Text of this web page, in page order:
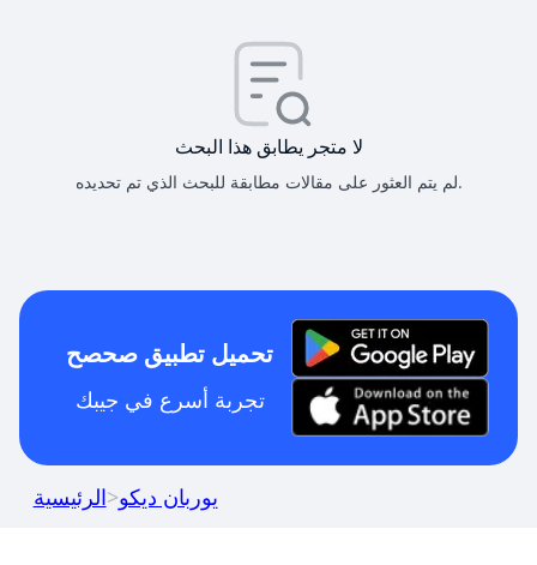
لا متجر يطابق هذا البحث
لم يتم العثور على مقالات مطابقة للبحث الذي تم تحديده.
تحميل تطبيق صحصح
تجربة أسرع في جيبك
الرئيسية>يوربان ديكو